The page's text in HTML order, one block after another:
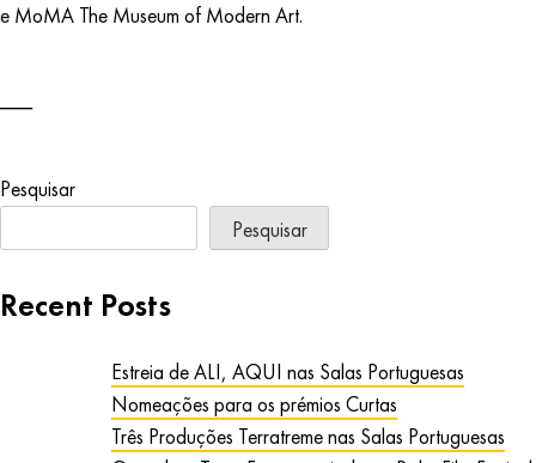
e MoMA The Museum of Modern Art.
Pesquisar
Pesquisar
Recent Posts
Estreia de ALI, AQUI nas Salas Portuguesas
Nomeações para os prémios Curtas
Três Produções Terratreme nas Salas Portuguesas